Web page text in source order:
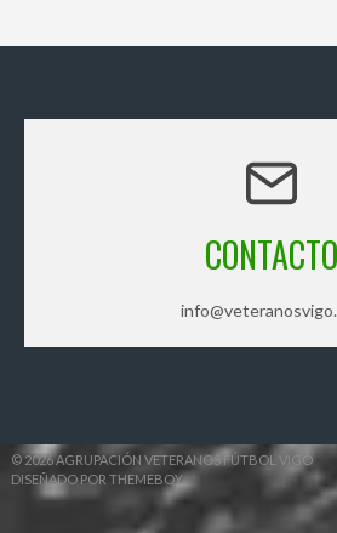
CONTACTO
© 2026 AGRUPACIÓN VETERANOS FÚTBOL VIGO
DISEÑADO POR THEMEBOY